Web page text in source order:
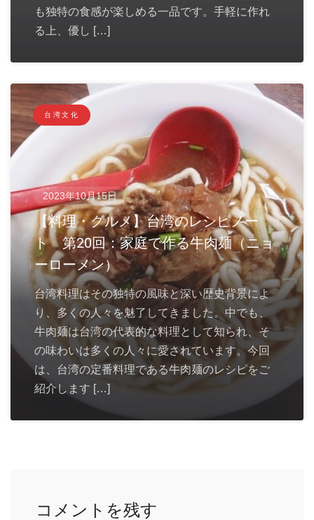
も独特の食感が楽しめる一品です。手軽に作れ
る上、優し […]
台湾文化
2023年10月15日
【料理・グルメ】台湾のレシピノー
ト 第20回：家庭で作る牛肉麺（ニョ
ーローメン）
台湾料理はその独特の風味と深い歴史背景によ
り、多くの人々を魅了してきました。中でも、
牛肉麺は台湾の代表的な料理として知られ、そ
の味わいは多くの人々に愛されています。今回
は、台湾の定番料理である牛肉麺のレシピをご
紹介します […]
コメントを残す